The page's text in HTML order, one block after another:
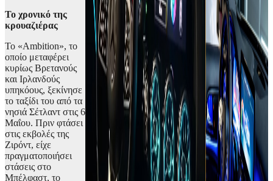
Το χρονικό της
κρουαζιέρας
Το «Ambition», το
οποίο μεταφέρει
κυρίως Βρετανούς
και Ιρλανδούς
υπηκόους, ξεκίνησε
το ταξίδι του από τα
νησιά Σέτλαντ στις 6
Μαΐου. Πριν φτάσει
στις εκβολές της
Ζιρόντ, είχε
πραγματοποιήσει
στάσεις στο
Μπέλφαστ, το